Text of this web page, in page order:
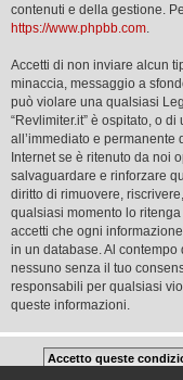
contenuti e della gestione.
https://www.phpbb.com.
Accetti di non inviare alcun
minaccia, messaggio a
può violare una qualsiasi
“Revlimiter.it” è ospitato, o
all’immediato e permanente
Internet se è ritenuto da noi
salvaguardare e rinforzare
diritto di rimuovere,
qualsiasi momento lo
accetti che ogni
in un database. Al
nessuno senza il tuo
responsabili per qualsiasi
queste informazioni.